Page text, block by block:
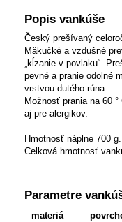
Popis vankúše
Český prešívaný
Mäkučké a vzdušné
„kĺzanie v povlaku“.
pevné a pranie odolné
vrstvou dutého rúna.
Možnosť prania na 60
aj pre alergikov.
Hmotnosť náplne 700 g.
Celková hmotnosť
Parametre
materiá